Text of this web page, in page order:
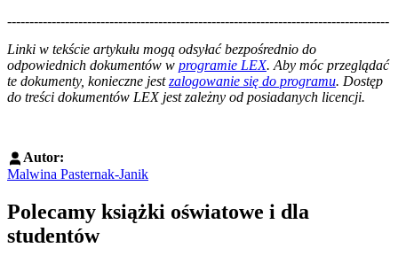
--------------------------------------------------------------------------------------
Linki w tekście artykułu mogą odsyłać bezpośrednio do
odpowiednich dokumentów w programie LEX. Aby móc przeglądać
te dokumenty, konieczne jestzalogowanie się do programu. Dostęp
do treści dokumentów LEX jest zależny od posiadanych licencji.
Autor:
Malwina Pasternak-Janik
Polecamy książki oświatowe i dla
studentów